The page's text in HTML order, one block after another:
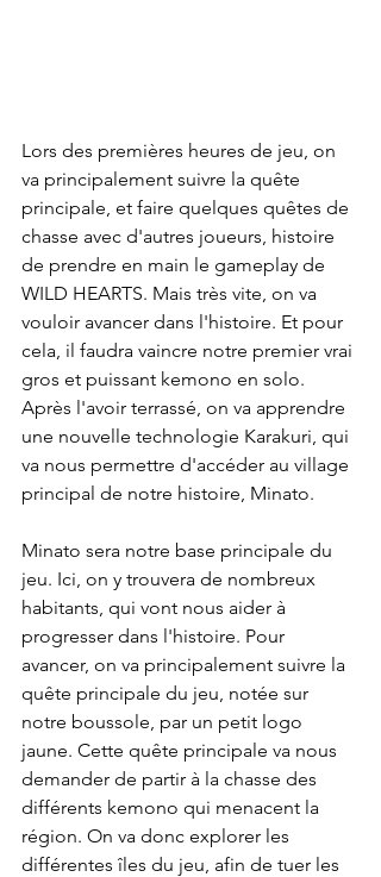
Lors des premières heures de jeu, on
va principalement suivre la quête
principale, et faire quelques quêtes de
chasse avec d'autres joueurs, histoire
de prendre en main le gameplay de
WILD HEARTS. Mais très vite, on va
vouloir avancer dans l'histoire. Et pour
cela, il faudra vaincre notre premier vrai
gros et puissant kemono en solo.
Après l'avoir terrassé, on va apprendre
une nouvelle technologie Karakuri, qui
va nous permettre d'accéder au village
principal de notre histoire, Minato.
Minato sera notre base principale du
jeu. Ici, on y trouvera de nombreux
habitants, qui vont nous aider à
progresser dans l'histoire. Pour
avancer, on va principalement suivre la
quête principale du jeu, notée sur
notre boussole, par un petit logo
jaune. Cette quête principale va nous
demander de partir à la chasse des
différents kemono qui menacent la
région. On va donc explorer les
différentes îles du jeu, afin de tuer les